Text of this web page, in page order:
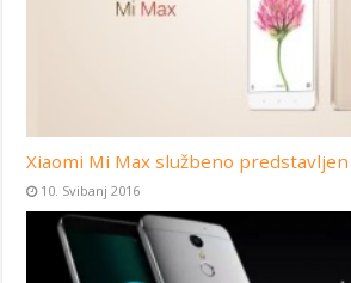
Xiaomi Mi Max službeno predstavljen
10. Svibanj 2016